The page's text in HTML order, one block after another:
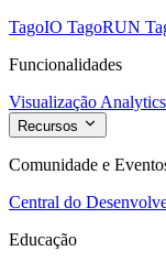
TagoIO TagoRUN
Funcionalidades
Visualização Analytics
Recursos
Comunidade e
Central do
Educação